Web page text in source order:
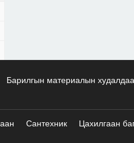
Барилгын материалын
Сантехник Цахилгаан